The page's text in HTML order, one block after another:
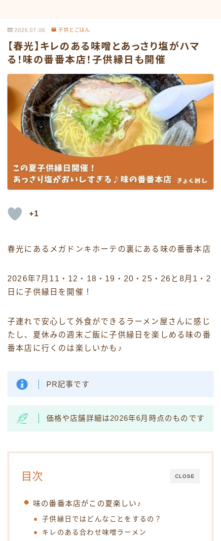
2026.07.06 子供とごはん
【春光】キレのある味噌とあっさり塩がハマ
る！味の番番本店！子供縁日も開催
+1
春光にあるメガドンキホーテの裏にある味の番番本店
2026年7月11・12・18・19・20・25・26と8月1・2
日に子供縁日を開催！
子連れで安心して外食ができるラーメン屋さんに感じ
たし、夏休みの週末ご飯に子供縁日を楽しめる味の番
番本店に行くのは楽しいかも♪
PR記事です
価格や店舗詳細は2026年6月時点のものです
CLOSE
目次
味の番番本店がこの夏楽しい♪
子供縁日ではどんなことをするの？
キレのある合わせ味噌ラーメン